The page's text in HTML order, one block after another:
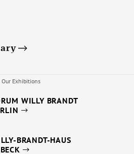
Our Exhibitions
WILLY BRANDT
BRANDT-HAUS